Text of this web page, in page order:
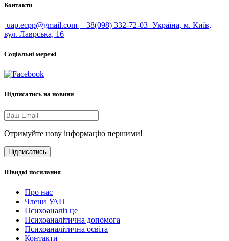
Контакти
uap.ecpp@gmail.com +38(098) 332-72-03 Україна, м. Київ,
вул. Лаврська, 16
Соціальні мережі
Підписатись на новини
Отримуйте нову інформацію першими!
Підписатись
Швидкі посилання
Про нас
Члени УАП
Психоаналіз це
Психоаналітична допомога
Психоаналітична освіта
Контакти